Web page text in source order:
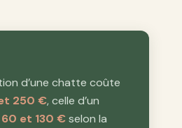
d’une chatte coûte
250 €, celle d’un
60 et 130 €selon la